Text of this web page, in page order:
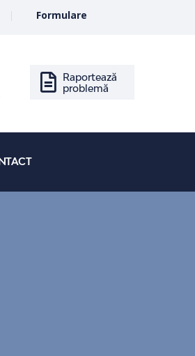
Formulare
Raportează
problemă